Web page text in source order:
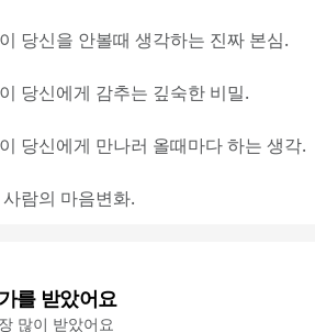
당신을 안볼때 생각하는 진짜 본심.
당신에게 감추는 깊숙한 비밀.
당신에게 만나러 올때마다 하는 생각.
람의 마음변화.
를 받았어요
많이 받았어요